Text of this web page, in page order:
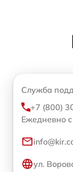
Служба
+7 (800)
Ежедневно
ул.